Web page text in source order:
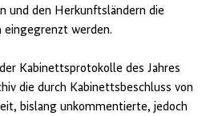
und den Herkunftsländern die
eingegrenzt werden.
Kabinettsprotokolle des Jahres
die durch Kabinettsbeschluss von
bislang unkommentierte, jedoch